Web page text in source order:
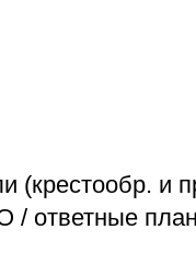
и
ответные